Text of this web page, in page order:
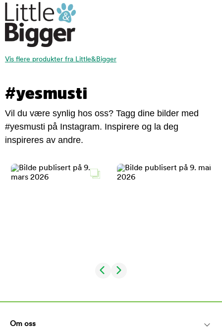
Vis flere produkter fra Little&Bigger
#yesmusti
Vil du være synlig hos oss? Tagg dine bilder med
#yesmusti på Instagram. Inspirere og la deg
inspireres av andre.
Om oss